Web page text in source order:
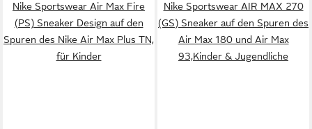
Nike Sportswear Air Max Fire
(PS) Sneaker Design auf den
Spuren des Nike Air Max Plus TN,
für Kinder
Nike Sportswear AIR MAX 270
(GS) Sneaker auf den Spuren des
Air Max 180 und Air Max
93,Kinder & Jugendliche